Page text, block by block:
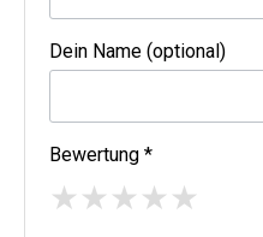
Dein Name (optional)
Bewertung *
★★★★★